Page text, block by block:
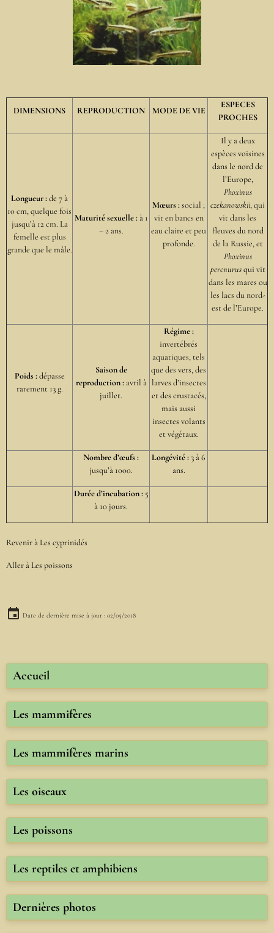
DIMENSIONS REPRODUCTION MODE DE VIE
ESPECES
PROCHES
Longueur :de 7 à
10 cm, quelque fois
jusqu’à 12 cm. La
femelle est plus
grande que le mâle.
Maturité sexuelle :à 1
– 2 ans.
Mœurs :social ;
vit en bancs en
eau claire et peu
profonde.
Il y a deux
espèces voisines
dans le nord de
l’Europe,
Phoxinus
czekanowskii, qui
vit dans les
fleuves du nord
de la Russie, et
Phoxinus
percnurusqui vit
dans les mares ou
les lacs du nord-
est de l’Europe.
Poids :dépasse
rarement 13 g.
Saison de
reproduction :avril à
juillet.
Régime :
invertébrés
aquatiques, tels
que des vers, des
larves d’insectes
et des crustacés,
mais aussi
insectes volants
et végétaux.
Nombre d’œufs :
jusqu’à 1000.
Longévité :3 à 6
ans.
Durée d’incubation :5
à 10 jours.
Revenir à Les cyprinidés
Aller à Les poissons
Date de dernière mise à jour : 02/05/2018
Accueil
Les mammifères
Les mammifères marins
Les oiseaux
Les poissons
Les reptiles et amphibiens
Dernières photos